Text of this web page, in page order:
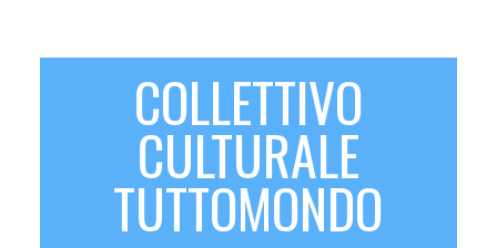
COLLETTIVO
CULTURALE
TUTTOMONDO